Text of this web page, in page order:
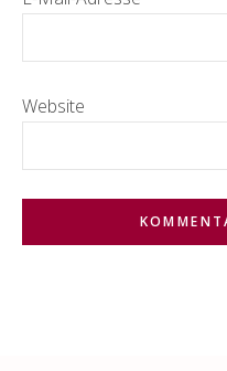
Website